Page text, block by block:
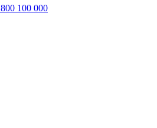
800 100 000